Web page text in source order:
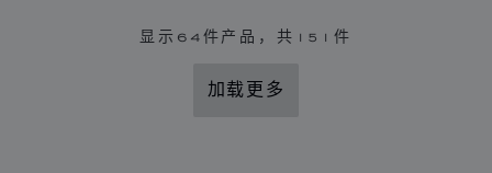
显示 64 件产品，共151件
加载更多